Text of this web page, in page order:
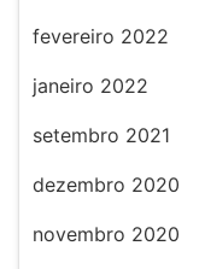
fevereiro 2022
janeiro 2022
setembro 2021
dezembro 2020
novembro 2020